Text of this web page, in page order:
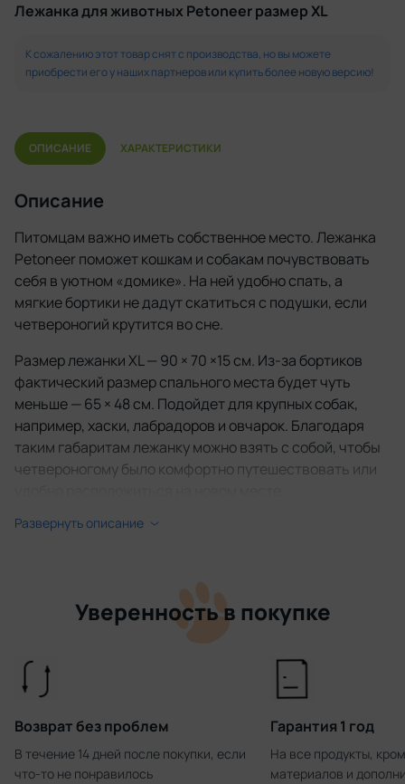
Лежанка для животных Petoneer размер XL
К сожалению этот товар снят с производства, но вы можете
приобрести его у наших партнеров или купить более новую версию!
ОПИСАНИЕ ХАРАКТЕРИСТИКИ
Описание
Питомцам важно иметь собственное место. Лежанка
Petoneer поможет кошкам и собакам почувствовать
себя в уютном «домике». На ней удобно спать, а
мягкие бортики не дадут скатиться с подушки, если
четвероногий крутится во сне.
Размер лежанки XL — 90 × 70 ×15 см. Из-за бортиков
фактический размер спального места будет чуть
меньше — 65 × 48 см. Подойдет для крупных собак,
например, хаски, лабрадоров и овчарок. Благодаря
таким габаритам лежанку можно взять с собой, чтобы
четвероногому было комфортно путешествовать или
Верхний слой лежанки — износостойкая рогожка. Ее
подушек — питомец до них не доберется.
Пока питомец отдыхает, подушка будет мягко
поддерживать его, а потом быстро вернет прежнюю
гипоаллергенен и в нем не заводятся паразиты.
Лежанка универсальной расцветки впишется в любой
Развернуть описание
Уверенность в покупке
Возврат без проблем
В течение 14 дней после покупки, если
что-то не понравилось
Гарантия 1 год
На все продукты,
материалов и